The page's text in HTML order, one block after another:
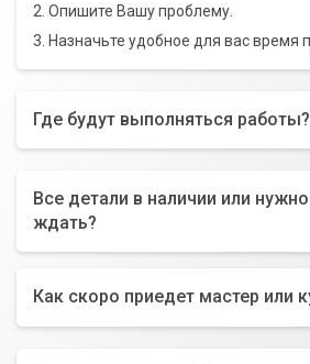
2. Опишите Вашу проблему.
3. Назначьте удобное для вас время
Где будут выполняться работы?
Все детали в наличии или
ждать?
Как скоро приедет мастер или